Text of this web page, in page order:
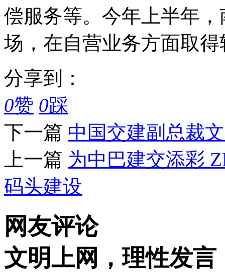
偿服务等。今年上半年
场，在自营业务方面取
分享到：
0赞 0踩
下一篇 中国交建副总裁
上一篇 为中巴建交添彩
码头建设
网友评论
文明上网，理性发言